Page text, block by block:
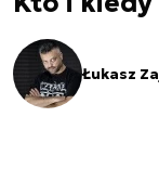
Łukasz